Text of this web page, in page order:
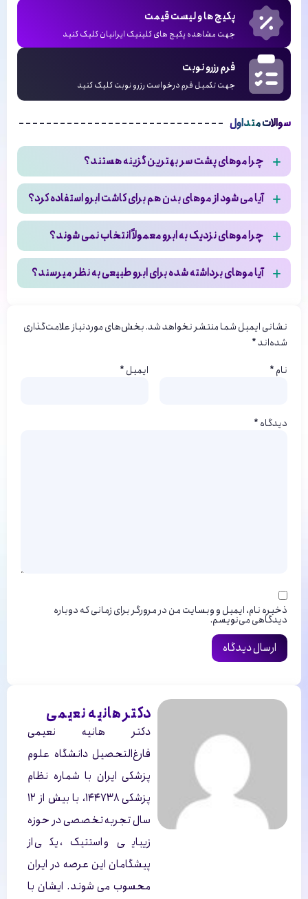
پکیج ها و لیست قیمت
جهت مشاهده پکیج های کلینیک ایرانیان کلیک کنید
فرم رزرو نوبت
جهت تکمیل فرم درخواست رزرو نوبت کلیک کنید
سوالات متداول
چرا موهای پشت سر بهترین گزینه هستند؟
چون فولیکول های این ناحیه مقاوم ترند، کیفیت یکنواخت تری دارند
و احتمال ماندگاری آن ها بعد از کاشت بیشتر است.
آیا می شود از موهای بدن هم برای کاشت ابرو استفاده کرد؟
بله، در برخی شرایط از موهای بدن استفاده می شود؛ اما به دلیل
تفاوت در رشد و بافت، معمولاً گزینه دوم محسوب می‌شود.
چرا موهای نزدیک به ابرو معمولاً انتخاب نمی شوند؟
چون تراکم این ناحیه کم است و برداشت مو ممکن است باعث خالی
شدن یا تغییر فرم طبیعی اطراف ابرو شود.
آیا موهای برداشته شده برای ابرو طبیعی به نظر میرسند؟
نشانی ایمیل شما منتشر نخواهد شد.بخش‌های موردنیاز علامت‌گذاری
شده‌اند*
دیدگاه*
نام* ایمیل*
ذخیره نام، ایمیل و وبسایت من در مرورگر برای زمانی که دوباره
دیدگاهی می‌نویسم.
دکتر هانیه نعیمی
دکتر هانیه نعیمی
فارغ‌التحصیل دانشگاه علوم
پزشکی ایران با شماره نظام
پزشکی ۱۴۴۷۳۸، با بیش از ۱۲
سال تجربه تخصصی در حوزه
زیبایی و استتیک، یکی از
پیشگامان این عرصه در ایران
محسوب می شوند. ایشان با